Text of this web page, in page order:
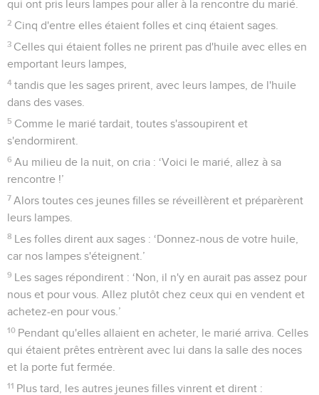
qui ont pris leurs lampes pour aller à la rencontre du marié.
2 Cinq d'entre elles étaient folles et cinq étaient sages.
3 Celles qui étaient folles ne prirent pas d'huile avec elles en
emportant leurs lampes,
4 tandis que les sages prirent, avec leurs lampes, de l'huile
dans des vases.
5 Comme le marié tardait, toutes s'assoupirent et
s'endormirent.
6 Au milieu de la nuit, on cria : ‘Voici le marié, allez à sa
rencontre !’
7 Alors toutes ces jeunes filles se réveillèrent et préparèrent
leurs lampes.
8 Les folles dirent aux sages : ‘Donnez-nous de votre huile,
car nos lampes s'éteignent.’
9 Les sages répondirent : ‘Non, il n'y en aurait pas assez pour
nous et pour vous. Allez plutôt chez ceux qui en vendent et
achetez-en pour vous.’
10 Pendant qu'elles allaient en acheter, le marié arriva. Celles
qui étaient prêtes entrèrent avec lui dans la salle des noces
et la porte fut fermée.
11 Plus tard, les autres jeunes filles vinrent et dirent :